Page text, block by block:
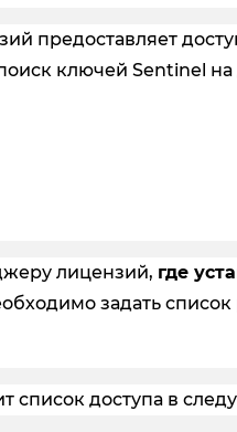
предоставляет
ключей Sentinel
лицензий, где
задать
список доступа в